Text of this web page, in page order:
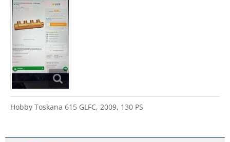
Hobby Toskana 615 GLFC, 2009, 130 PS